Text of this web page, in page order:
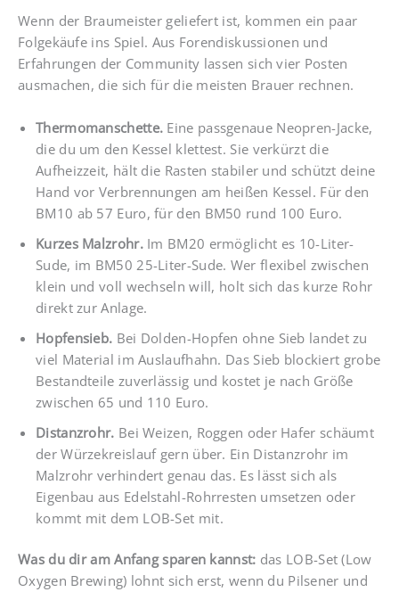
Wenn der Braumeister geliefert ist, kommen ein paar
Folgekäufe ins Spiel. Aus Forendiskussionen und
Erfahrungen der Community lassen sich vier Posten
ausmachen, die sich für die meisten Brauer rechnen.
Thermomanschette. Eine passgenaue Neopren-Jacke,
die du um den Kessel klettest. Sie verkürzt die
Aufheizzeit, hält die Rasten stabiler und schützt deine
Hand vor Verbrennungen am heißen Kessel. Für den
BM10 ab 57 Euro, für den BM50 rund 100 Euro.
Kurzes Malzrohr.Im BM20 ermöglicht es 10-Liter-
Sude, im BM50 25-Liter-Sude. Wer flexibel zwischen
klein und voll wechseln will, holt sich das kurze Rohr
direkt zur Anlage.
Hopfensieb. Bei Dolden-Hopfen ohne Sieb landet zu
viel Material im Auslaufhahn. Das Sieb blockiert grobe
Bestandteile zuverlässig und kostet je nach Größe
zwischen 65 und 110 Euro.
Distanzrohr. Bei Weizen, Roggen oder Hafer schäumt
der Würzekreislauf gern über. Ein Distanzrohr im
Malzrohr verhindert genau das. Es lässt sich als
Eigenbau aus Edelstahl-Rohrresten umsetzen oder
kommt mit dem LOB-Set mit.
Was du dir am Anfang sparen kannst: das LOB-Set (Low
Oxygen Brewing) lohnt sich erst, wenn du Pilsener und